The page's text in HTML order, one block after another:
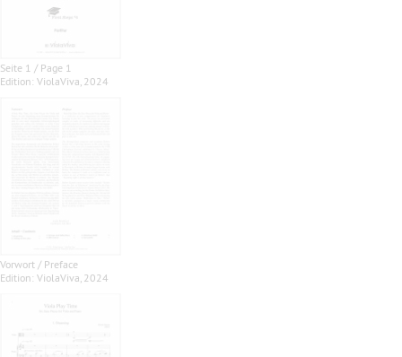
Seite 1 / Page 1
Edition: ViolaViva, 2024
Vorwort / Preface
Edition: ViolaViva, 2024